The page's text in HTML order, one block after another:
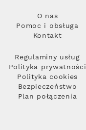
O nas
Pomoc i obsługa
Kontakt
Regulaminy usług
Polityka prywatności
Polityka cookies
Bezpieczeństwo
Plan połączenia